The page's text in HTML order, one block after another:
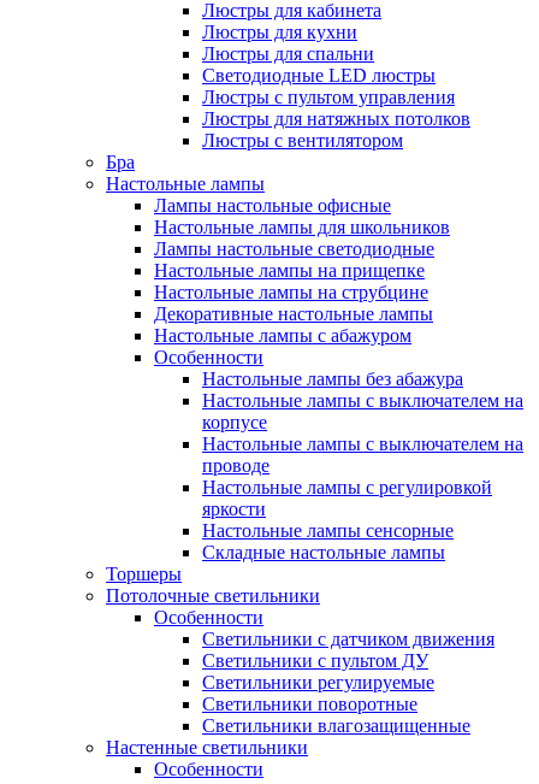
Люстры для кабинета
Люстры для кухни
Люстры для спальни
Светодиодные LED люстры
Люстры с пультом управления
Люстры для натяжных потолков
Люстры с вентилятором
Бра
Настольные лампы
Лампы настольные офисные
Настольные лампы для школьников
Лампы настольные светодиодные
Настольные лампы на прищепке
Настольные лампы на струбцине
Декоративные настольные лампы
Настольные лампы с абажуром
Особенности
Настольные лампы без абажура
Настольные лампы с выключателем на
корпусе
Настольные лампы с выключателем на
проводе
Настольные лампы с регулировкой
яркости
Настольные лампы сенсорные
Складные настольные лампы
Торшеры
Потолочные светильники
Особенности
Светильники с датчиком движения
Светильники с пультом ДУ
Светильники регулируемые
Светильники поворотные
Светильники влагозащищенные
Настенные светильники
Особенности